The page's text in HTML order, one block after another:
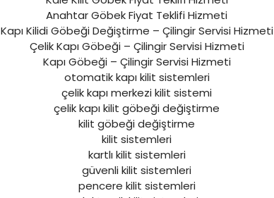
Anahtar Göbek Fiyat Teklifi Hizmeti
Kapı Kilidi Göbeği Değiştirme – Çilingir Servisi Hizmeti
Çelik Kapı Göbeği – Çilingir Servisi Hizmeti
Kapı Göbeği – Çilingir Servisi Hizmeti
otomatik kapı kilit sistemleri
çelik kapı merkezi kilit sistemi
çelik kapı kilit göbeği değiştirme
kilit göbeği değiştirme
kilit sistemleri
kartlı kilit sistemleri
güvenli kilit sistemleri
pencere kilit sistemleri